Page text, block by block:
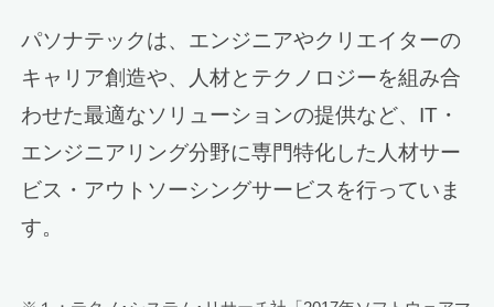
パソナテックは、エンジニアやクリエイターの
キャリア創造や、人材とテクノロジーを組み合
わせた最適なソリューションの提供など、IT・
エンジニアリング分野に専門特化した人材サー
ビス・アウトソーシングサービスを行っていま
す。